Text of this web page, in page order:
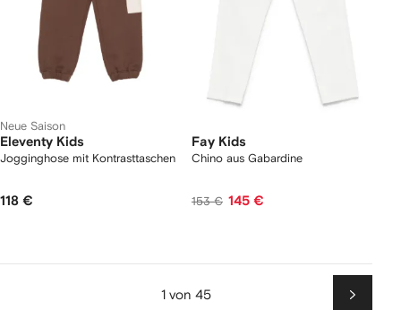
Neue Saison
Eleventy Kids
Jogginghose mit Kontrasttaschen
118 €
Fay Kids
Chino aus Gabardine
153 € 145 €
1 von 45
Weiter